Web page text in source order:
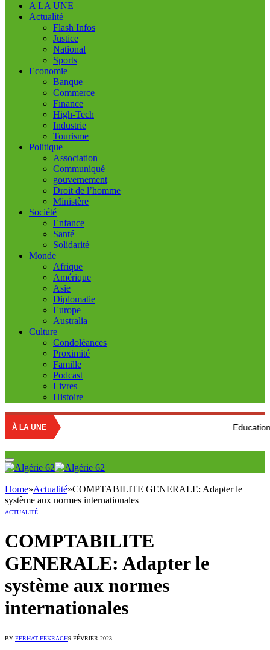
A LA UNE
Actualité
Flash Infos
Justice
National
Sports
Economie
Banque
Commerce
Finance
High-Tech
Industrie
Tourisme
Politique
Association
Communiqué
gouvernement
Droit de l’homme
Ministère
Société
Enfance
Santé
Solidarité
Monde
Afrique
Amérique
Asie
Diplomatie
Europe
Australia
Culture
Condoléances
Proximité
Famille
Podcast
Livres
Histoire
À LA UNE Education nationale :
Home»Actualité»COMPTABILITE GENERALE: Adapter le
système aux normes internationales
ACTUALITÉ
COMPTABILITE
GENERALE: Adapter le
système aux normes
internationales
BY FERHAT FEKRACH9 FÉVRIER 2023